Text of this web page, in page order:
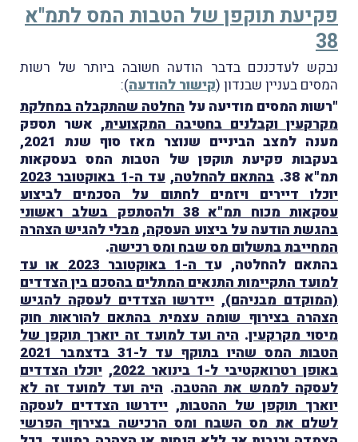
פקיעת תוקפן של הטבות המס לתמ"א
38
נבקש לעדכנכם בדבר הודעה חשובה ביותר של רשות
המסים בעניין שבנדון (קישור להודעה):
"רשות המסים מודיעה על החלטה שהתקבלה במחלקת
מקרקעין וקבלנים בחטיבה המקצועית, אשר תספק
מענה למצב הביניים שנוצר מאז סוף שנת 2021,
בעקבות פקיעת תוקפן של הטבות המס בעסקאות
תמ"א 38.
בהתאם להחלטה,
עד ה-1 באוקטובר 2023
יוכלו דיירים ויזמים לחתום על הסכמים לביצוע
עסקאות מכוח תמ"א 38 ולהסתפק בשלב ראשוני
בהגשת הודעה על ביצוע העסקה, מבלי להגיש הצהרה
המחייבת בתשלום מס שבח ומס רכישה.
בהתאם להחלטה, ע
ד ה-1 באוקטובר 2023 או עד
למועד התקיימות התנאים המתלים בהסכם בין הצדדים
(המוקדם מבניהם), יידרשו הצדדים לעסקה להגיש
הצהרה בצירוף שומה עצמית בהתאם להוראות חוק
מיסוי מקרקעין. היה ועד למועד זה יוארך תוקפן של
הטבות המס שהיו בתוקף עד ל-31 בדצמבר 2021
באופן רטרואקטיבי ל-1 בינואר 2022
, יוכלו הצדדים
לעסקה לממש את ההטבה. היה ועד למועד זה לא
יוארך תוקפן של ההטבות, יידרשו הצדדים לעסקה
לשלם את מס השבח ומס הרכישה בצירוף הפרשי